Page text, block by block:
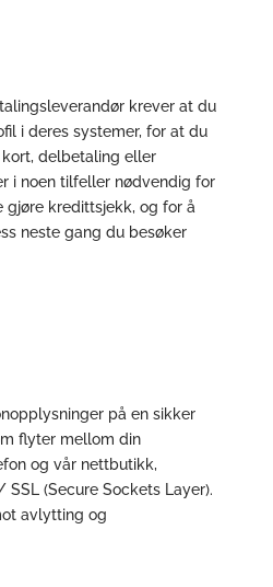
krever at du
i deres systemer, for at du
delbetaling eller
i noen tilfeller nødvendig for
gjøre kredittsjekk, og for å
neste gang du besøker
på en sikker
flyter mellom din
og vår nettbutikk,
(Secure Sockets Layer).
avlytting og